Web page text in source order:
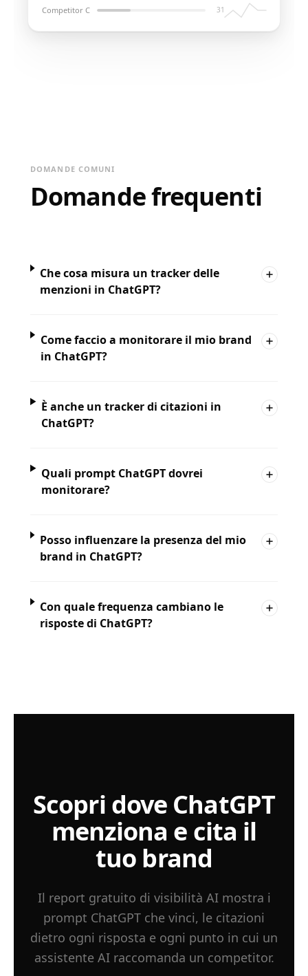
Competitor C 31
DOMANDE COMUNI
Domande frequenti
Che cosa misura un tracker delle
menzioni in ChatGPT?
Come faccio a monitorare il mio brand
in ChatGPT?
È anche un tracker di citazioni in
ChatGPT?
Quali prompt ChatGPT dovrei
monitorare?
Posso influenzare la presenza del mio
brand in ChatGPT?
Con quale frequenza cambiano le
risposte di ChatGPT?
Scopri dove ChatGPT
menziona e cita il
tuo brand
Il report gratuito di visibilità AI mostra i
prompt ChatGPT che vinci, le citazioni
dietro ogni risposta e ogni punto in cui un
assistente AI raccomanda un competitor.